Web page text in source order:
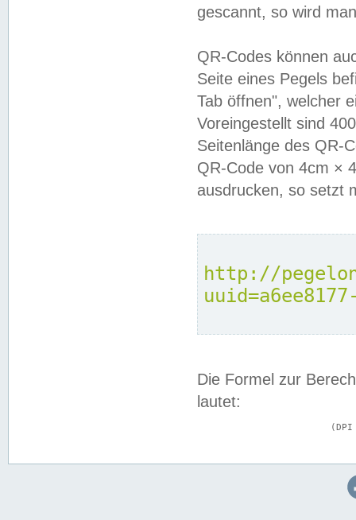
gescannt, so wird
QR-Codes können
Seite eines Pegels
Tab öffnen", welcher
Voreingestellt sind
Seitenlänge des QR-
QR-Code von 4cm ×
ausdrucken, so setzt
http://
Die Formel zur
lautet: